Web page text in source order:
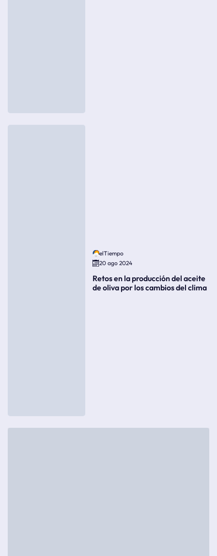
elTiempo
20 ago 2024
Retos en la producción del aceite
de oliva por los cambios del clima